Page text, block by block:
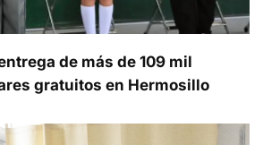
de más de 109 mil
gratuitos en Hermosillo